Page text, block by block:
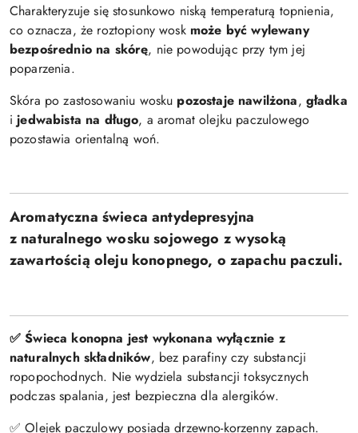
Charakteryzuje się stosunkowo niską temperaturą topnienia,
co oznacza, że roztopiony wosk może być wylewany
bezpośrednio na skórę, nie powodując przy tym jej
poparzenia.
Skóra po zastosowaniu wosku pozostaje nawilżona, gładka
ijedwabista na długo, a aromat olejku paczulowego
pozostawia orientalną woń.
Aromatyczna świeca antydepresyjna
z naturalnego wosku sojowego z wysoką
zawartością oleju konopnego, o zapachu paczuli.
✅ Świeca konopna jest wykonana wyłącznie z
naturalnych składników, bez parafiny czy substancji
ropopochodnych. Nie wydziela substancji toksycznych
podczas spalania, jest bezpieczna dla alergików.
✅ Olejek paczulowy posiada drzewno-korzenny zapach.